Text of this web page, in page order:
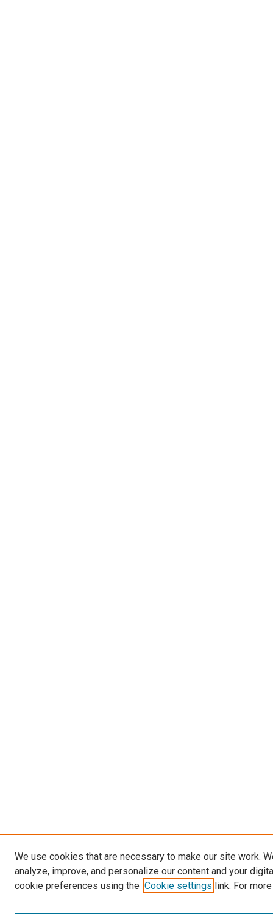
We use cookies that are necessary to make our site work.
analyze, improve, and personalize our content and your
cookie preferences using the Cookie settings link. For